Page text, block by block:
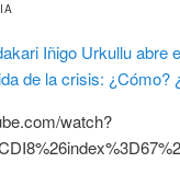
watch?